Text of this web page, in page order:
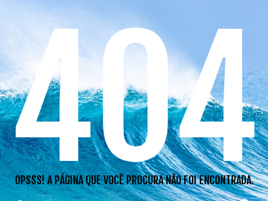
404
OPSSS! A PÁGINA QUE VOCÊ PROCURA NÃO FOI ENCONTRADA.